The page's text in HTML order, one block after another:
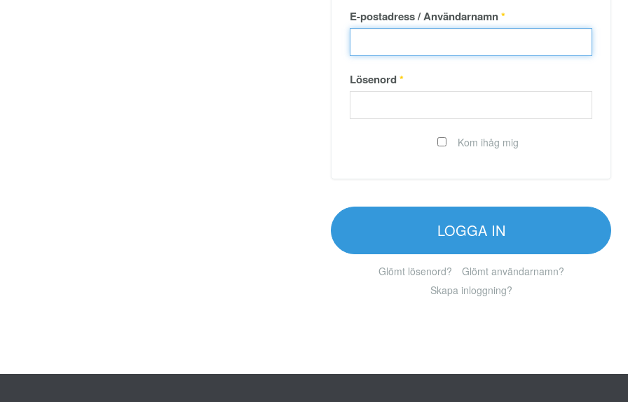
E-postadress / Användarnamn*
Lösenord*
Kom ihåg mig
LOGGA IN
Glömt lösenord?
Glömt användarnamn?
Skapa inloggning?